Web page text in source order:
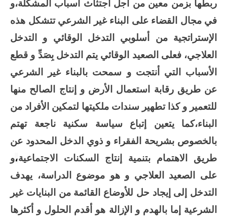
ربطها بزمن معين من اجل اجتثاث أسباب المشكلة،و
في مجال القضاء على البناء غير الشرعي تتشكل هذه
الإستراتجية من أسلوبي التدخل الوقائي و التدخل
العلاجي، فعلى الصعيد الوقائي يتم التدخل بِصَدِّ و قطع
الأسباب التي أنتجت و سمحت بالبناء غير الشرعي
عن طريق رقابة استعمال الأرض و إنتاج الصالح منها
للتعمير و كذا تطهير سندات ملكيتها لتمكين الأفراد من
البناء،كما يتعين إتباع سياسة سكنية ناجعة تهتم
بالخصوص بشريحة الفقراء و ذوي الدخل المحدود عن
طريق الاهتمام بتنمية إنتاج السكنات الاجتماعية،و
على الصعيد العلاجي و هو موضوع الدراسة، يهدف
التدخل إلى إيجاد حل للأوضاع القائمة من البنايات غير
الشرعية إما بالهدم و الإزالة هو أقدم الحلول و أكثرها